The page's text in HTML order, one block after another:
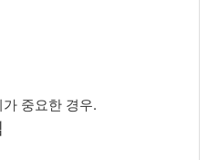
중요한 경우.